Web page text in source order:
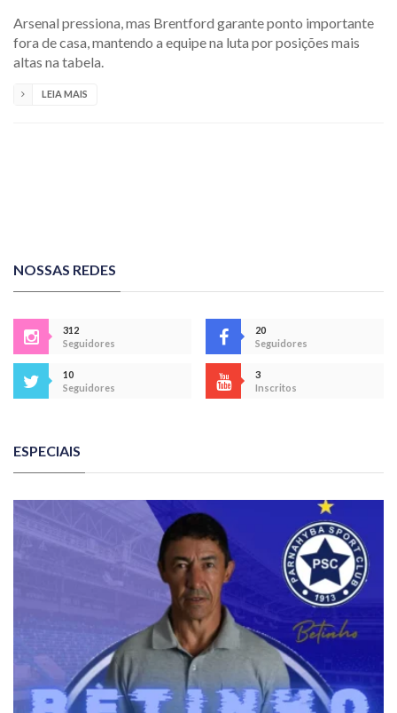
Arsenal pressiona, mas Brentford garante ponto importante
fora de casa, mantendo a equipe na luta por posições mais
altas na tabela.
LEIA MAIS
NOSSAS REDES
312
Seguidores
20
Seguidores
10
Seguidores
3
Inscritos
ESPECIAIS